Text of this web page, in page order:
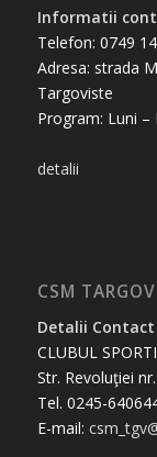
Informatii
Telefon: 0749
Adresa: strada
Targoviste
Program: Luni –
detalii
CSM
Detalii Contact
CLUBUL
Str. Revoluţiei
Tel. 0245-
E-mail: